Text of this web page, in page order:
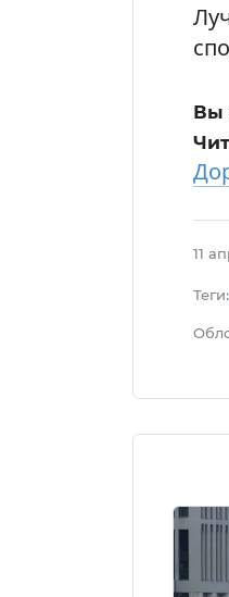
Вы
11
Теги: